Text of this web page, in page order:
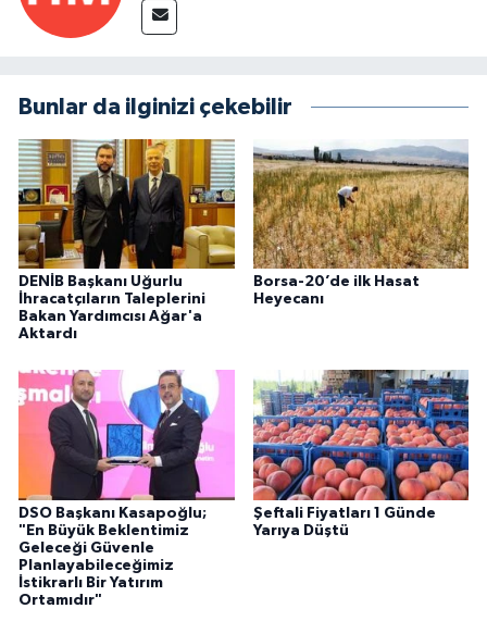
Bunlar da ilginizi çekebilir
DENİB Başkanı Uğurlu
İhracatçıların Taleplerini
Bakan Yardımcısı Ağar'a
Aktardı
Borsa-20’de ilk Hasat
Heyecanı
DSO Başkanı Kasapoğlu;
"En Büyük Beklentimiz
Geleceği Güvenle
Planlayabileceğimiz
İstikrarlı Bir Yatırım
Ortamıdır"
Şeftali Fiyatları 1 Günde
Yarıya Düştü